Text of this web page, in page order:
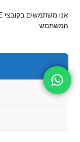
המשתמש